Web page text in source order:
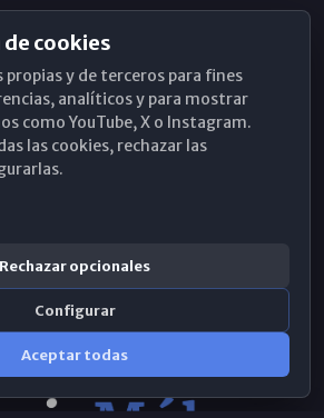
cookies
y de terceros para fines
analíticos y para mostrar
como YouTube, X o Instagram.
las cookies, rechazar las
Rechazar opcionales
Configurar
Aceptar todas